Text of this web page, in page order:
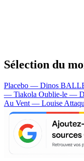
Sélection du
Placebo — Dinos
— Tiakola Oublie-le —
Au Vent — Louise